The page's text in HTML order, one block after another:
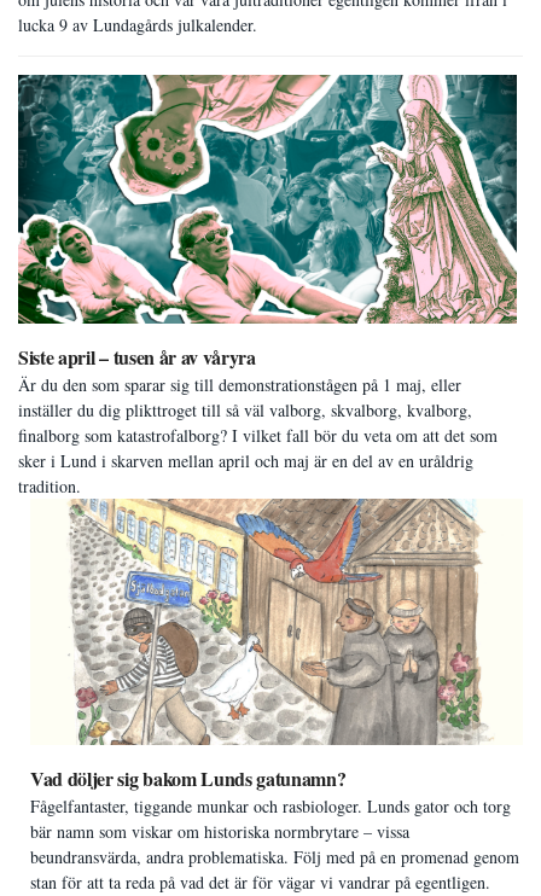
lucka 9 av Lundagårds julkalender.
Siste april – tusen år av våryra
Är du den som sparar sig till demonstrationstågen på 1 maj, eller
inställer du dig plikttroget till så väl valborg, skvalborg, kvalborg,
finalborg som katastrofalborg? I vilket fall bör du veta om att det som
sker i Lund i skarven mellan april och maj är en del av en uråldrig
tradition.
Vad döljer sig bakom Lunds gatunamn?
Fågelfantaster, tiggande munkar och rasbiologer. Lunds gator och torg
bär namn som viskar om historiska normbrytare – vissa
beundransvärda, andra problematiska. Följ med på en promenad genom
stan för att ta reda på vad det är för vägar vi vandrar på egentligen.